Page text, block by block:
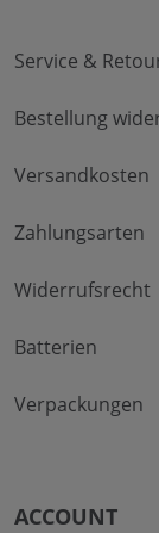
Service &
Bestellung
Versandkosten
Zahlungsarten
Widerrufsrecht
Batterien
Verpackungen
ACCOUNT